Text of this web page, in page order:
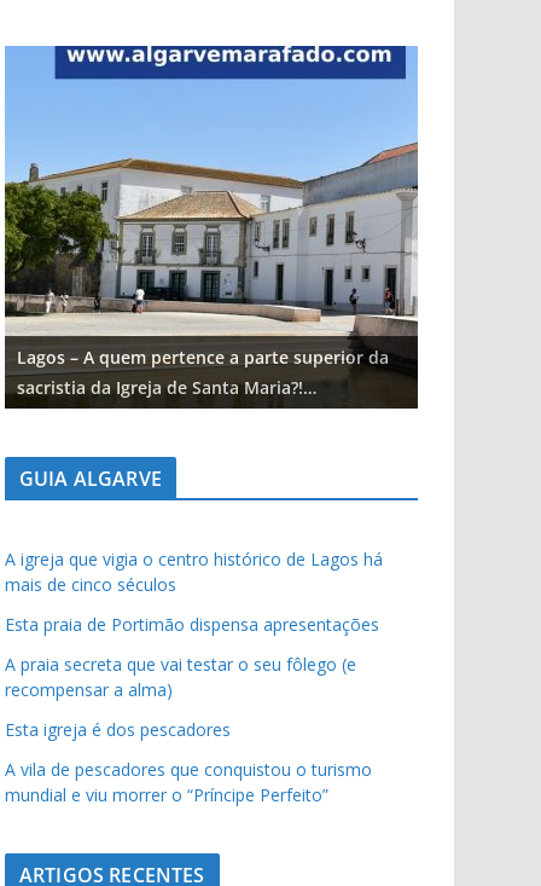
Lagos – A quem pertence a parte superior da
sacristia da Igreja de Santa Maria?!…
GUIA ALGARVE
A igreja que vigia o centro histórico de Lagos há
mais de cinco séculos
Esta praia de Portimão dispensa apresentações
A praia secreta que vai testar o seu fôlego (e
recompensar a alma)
Esta igreja é dos pescadores
A vila de pescadores que conquistou o turismo
mundial e viu morrer o “Príncipe Perfeito”
ARTIGOS RECENTES